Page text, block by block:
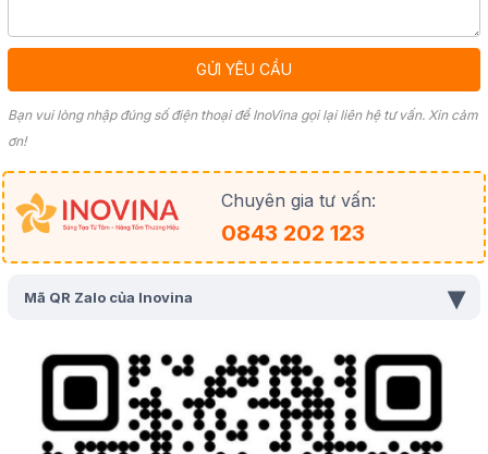
Bạn vui lòng nhập đúng số điện thoại để InoVina gọi lại liên hệ tư vấn. Xin cảm
ơn!
Chuyên gia tư vấn:
0843 202 123
Mã QR Zalo của Inovina ▾